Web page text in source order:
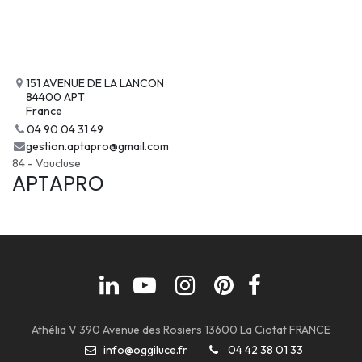
151 AVENUE DE LA LANCON
84400 APT
France
04 90 04 31 49
gestion.aptapro@gmail.com
84 - Vaucluse
APTAPRO
Athélia V 390 Avenue des Rosiers 13600 La Ciotat FRANCE
info@oggiluce.fr
04 42 38 01 33